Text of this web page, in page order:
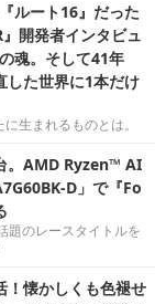
ルート16』だった
開発者インタビュ
魂。そして41年
した世界に1本だけ
生まれるものとは。
。AMD Ryzen™ AI
D」で『Fo
題のレースタイトルを
！懐かしくも色褪せ